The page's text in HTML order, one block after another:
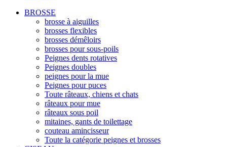
BROSSE
brosse à aiguilles
brosses flexibles
brosses démêloirs
brosses pour sous-poils
Peignes dents rotatives
Peignes doubles
peignes pour la mue
Peignes pour puces
Toute râteaux, chiens et chats
râteaux pour mue
râteaux sous poil
mitaines, gants de toilettage
couteau amincisseur
Toute la catégorie peignes et brosses